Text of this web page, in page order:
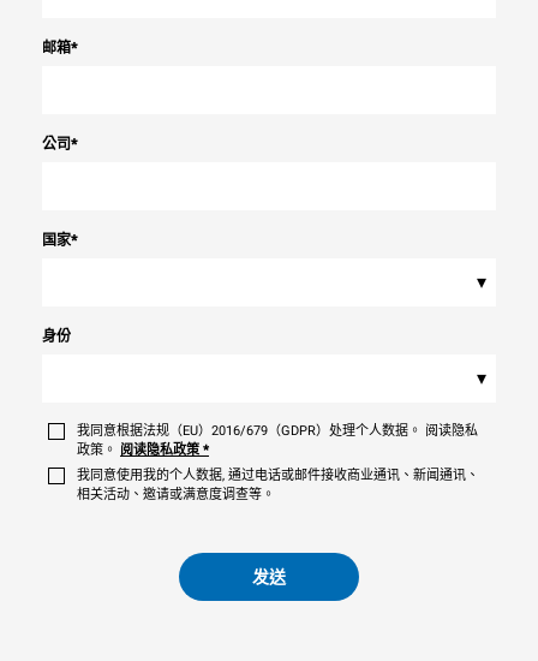
邮箱*
公司*
国家*
▾
身份
▾
我同意根据法规（EU）2016/679（GDPR）处理个人数据。 阅读隐私
政策。 阅读隐私政策 *
我同意使用我的个人数据, 通过电话或邮件接收商业通讯、新闻通讯、
相关活动、邀请或满意度调查等。
发送